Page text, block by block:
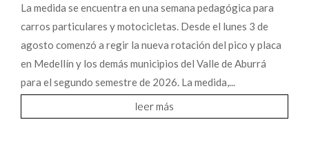
La medida se encuentra en una semana pedagógica para
carros particulares y motocicletas. Desde el lunes 3 de
agosto comenzó a regir la nueva rotación del pico y placa
en Medellín y los demás municipios del Valle de Aburrá
para el segundo semestre de 2026. La medida,...
leer más